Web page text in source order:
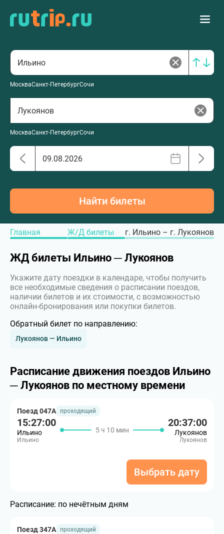
МоскваСанкт-ПетербургСочи
МоскваСанкт-ПетербургСочи
Найти билеты
Главная Ж/Д билеты г. Ильино – г. Лукоянов
ЖД билеты Ильино ─ Лукоянов
Укажите дату поездки в календаре, чтобы получить
все необходимые сведения о расписании поездов,
наличии билетов и их стоимости, с возможностью
онлайн-бронирования или покупки билетов.
Обратный билет по направлению:
Лукоянов — Ильино
Расписание движения поездов Ильино
─ Лукоянов по местному времени
Поезд 047А проходящий
15:27:00
Ильино
Ильино
5 ч 10 мин
20:37:00
Лукоянов
Лукоянов
Выбрать дату
Расписание: по нечётным дням
Поезд 347А проходящий